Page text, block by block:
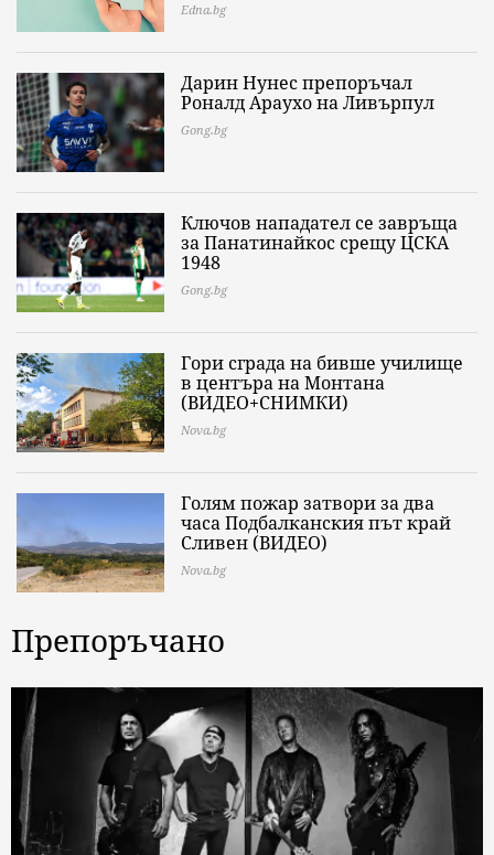
Edna.bg
Дарин Нунес препоръчал
Роналд Араухо на Ливърпул
Gong.bg
Ключов нападател се завръща
за Панатинайкос срещу ЦСКА
1948
Gong.bg
Гори сграда на бивше училище
в центъра на Монтана
(ВИДЕО+СНИМКИ)
Nova.bg
Голям пожар затвори за два
часа Подбалканския път край
Сливен (ВИДЕО)
Nova.bg
Препоръчано